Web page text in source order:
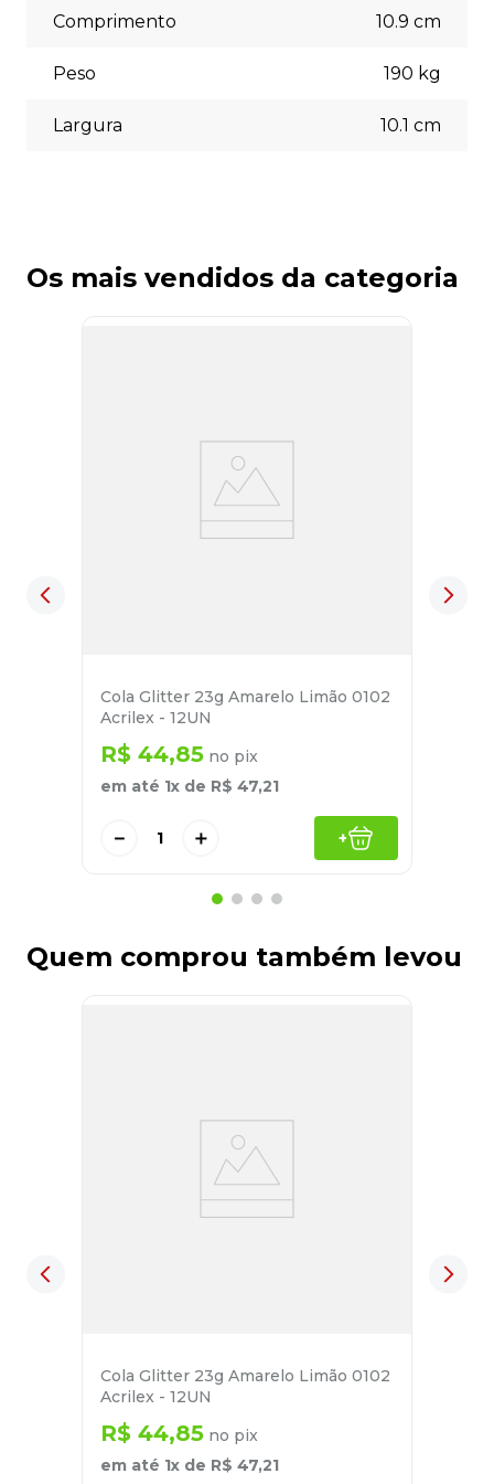
Comprimento 10.9 cm
Peso 190 kg
Largura 10.1 cm
Os mais vendidos da categoria
Cola Glitter 23g Amarelo Limão 0102
Acrilex - 12UN
R$ 44,85 no pix
em até 1x de R$ 47,21
＋
－ +
Quem comprou também levou
Cola Glitter 23g Amarelo Limão 0102
Acrilex - 12UN
R$ 44,85 no pix
em até 1x de R$ 47,21